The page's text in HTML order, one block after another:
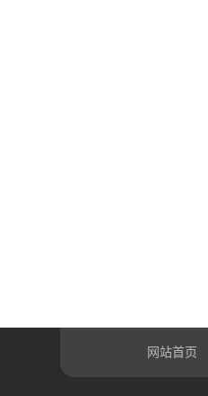
网站首页